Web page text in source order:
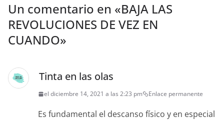
Un comentario en «BAJA LAS
REVOLUCIONES DE VEZ EN
CUANDO»
Tinta en las olas
el diciembre 14, 2021 a las 2:23 pm Enlace permanente
Es fundamental el descanso físico y en especial